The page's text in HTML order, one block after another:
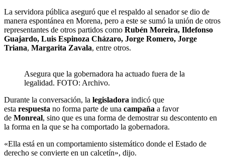
La servidora pública aseguró que el respaldo al senador se dio de
manera espontánea en Morena, pero a este se sumó la unión de otros
representantes de otros partidos como Rubén Moreira, Ildefonso
Guajardo, Luis Espinoza Cházaro, Jorge Romero, Jorge
Triana, Margarita Zavala, entre otros.
Asegura que la gobernadora ha actuado fuera de la
legalidad. FOTO: Archivo.
Durante la conversación, la legisladora indicó que
esta respuesta no forma parte de una campaña a favor
de Monreal, sino que es una forma de demostrar su descontento en
la forma en la que se ha comportado la gobernadora.
«Ella está en un comportamiento sistemático donde el Estado de
derecho se convierte en un calcetín», dijo.